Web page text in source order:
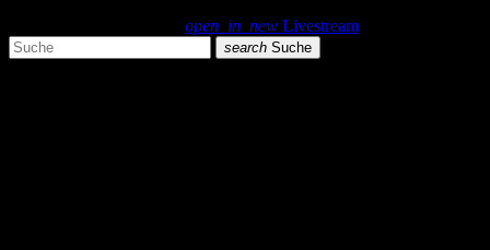
open_in_new Livestream
search Suche